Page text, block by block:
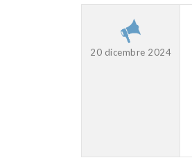
20 dicembre 2024